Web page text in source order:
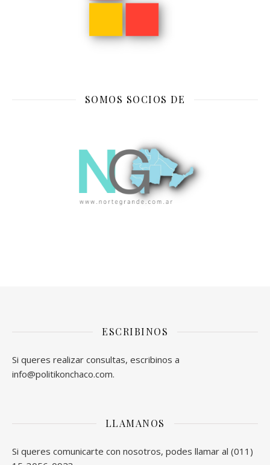
SOMOS SOCIOS DE
ESCRIBINOS
Si queres realizar consultas, escribinos a
info@politikonchaco.com.
LLAMANOS
Si queres comunicarte con nosotros, podes llamar al (011)